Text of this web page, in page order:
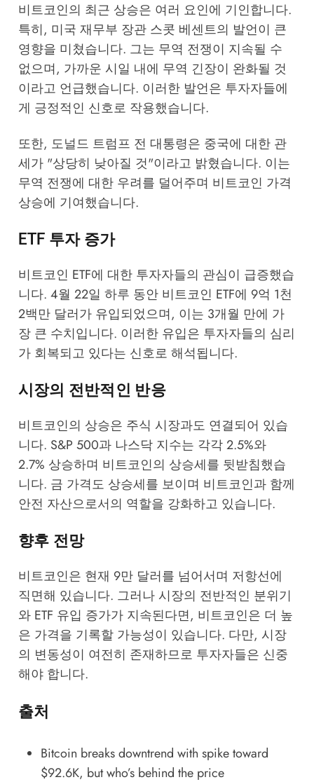
비트코인의 최근 상승은 여러 요인에 기인합니다.
특히, 미국 재무부 장관 스콧 베센트의 발언이 큰
영향을 미쳤습니다. 그는 무역 전쟁이 지속될 수
없으며, 가까운 시일 내에 무역 긴장이 완화될 것
이라고 언급했습니다. 이러한 발언은 투자자들에
게 긍정적인 신호로 작용했습니다.
또한, 도널드 트럼프 전 대통령은 중국에 대한 관
세가 "상당히 낮아질 것"이라고 밝혔습니다. 이는
무역 전쟁에 대한 우려를 덜어주며 비트코인 가격
상승에 기여했습니다.
ETF 투자 증가
비트코인 ETF에 대한 투자자들의 관심이 급증했습
니다. 4월 22일 하루 동안 비트코인 ETF에 9억 1천
2백만 달러가 유입되었으며, 이는 3개월 만에 가
장 큰 수치입니다. 이러한 유입은 투자자들의 심리
가 회복되고 있다는 신호로 해석됩니다.
시장의 전반적인 반응
비트코인의 상승은 주식 시장과도 연결되어 있습
니다. S&P 500과 나스닥 지수는 각각 2.5%와
2.7% 상승하며 비트코인의 상승세를 뒷받침했습
니다. 금 가격도 상승세를 보이며 비트코인과 함께
안전 자산으로서의 역할을 강화하고 있습니다.
향후 전망
비트코인은 현재 9만 달러를 넘어서며 저항선에
직면해 있습니다. 그러나 시장의 전반적인 분위기
와 ETF 유입 증가가 지속된다면, 비트코인은 더 높
은 가격을 기록할 가능성이 있습니다. 다만, 시장
의 변동성이 여전히 존재하므로 투자자들은 신중
해야 합니다.
출처
Bitcoin breaks downtrend with spike toward
$92.6K, but who’s behind the price